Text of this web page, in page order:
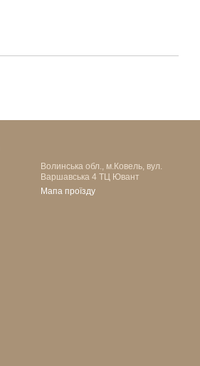
Волинська обл., м.Ковель, вул.
Варшавська 4 ТЦ Ювант
Мапа проїзду